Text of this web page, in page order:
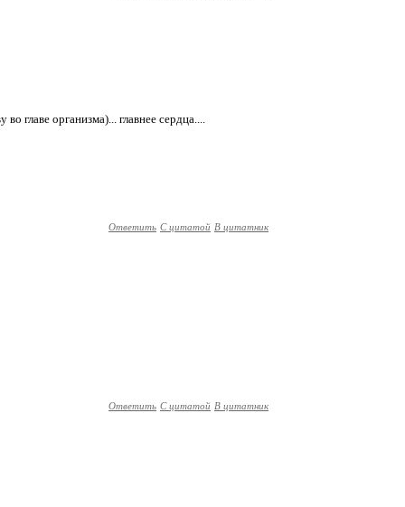
главе организма)... главнее сердца....
Ответить С цитатой В цитатник
Ответить С цитатой В цитатник